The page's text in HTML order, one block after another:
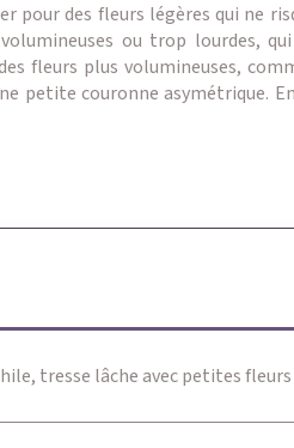
pour des fleurs légères qui ne
ou trop lourdes,
fleurs plus volumineuses,
petite couronne asymétrique.
tresse lâche avec petites fleurs